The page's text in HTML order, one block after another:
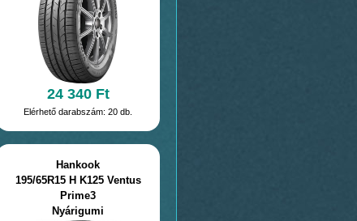
24 340 Ft
Elérhető darabszám: 20 db.
Hankook
195/65R15 H K125 Ventus
Prime3
Nyárigumi